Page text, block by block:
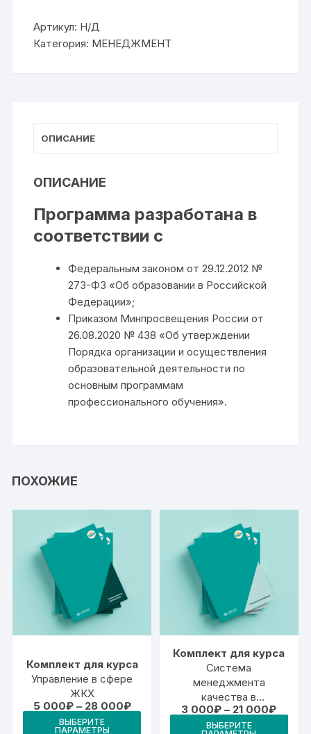
организации
Артикул: Н/Д
Категория: МЕНЕДЖМЕНТ
ОПИСАНИЕ
ОПИСАНИЕ
Программа разработана в
соответствии с
Федеральным законом от 29.12.2012 №
273-ФЗ «Об образовании в Российской
Федерации»;
Приказом Минпросвещения России от
26.08.2020 № 438 «Об утверждении
Порядка организации и осуществления
образовательной деятельности по
основным программам
профессионального обучения».
ПОХОЖИЕ
Комплект для курса
Управление в сфере
ЖКХ
5 000₽ – 28 000₽Диапазон
цен:
ВЫБЕРИТЕ
ПАРАМЕТРЫ
Комплект для курса
Система
менеджмента
качества в
соответствии с
требованиями ISO
3 000₽ – 21 000₽
цен:
ВЫБЕРИТЕ